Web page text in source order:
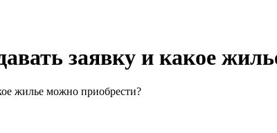
заявку и какое
жилье можно приобрести?